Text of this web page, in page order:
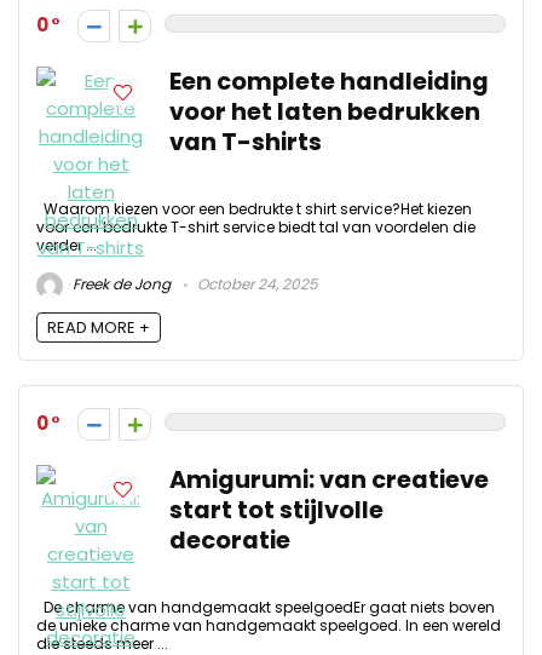
0
Een complete handleiding
voor het laten bedrukken
van T-shirts
Waarom kiezen voor een bedrukte t shirt service?Het kiezen
voor een bedrukte T-shirt service biedt tal van voordelen die
verder ...
Freek de Jong
October 24, 2025
READ MORE +
0
Amigurumi: van creatieve
start tot stijlvolle
decoratie
De charme van handgemaakt speelgoedEr gaat niets boven
de unieke charme van handgemaakt speelgoed. In een wereld
die steeds meer ...